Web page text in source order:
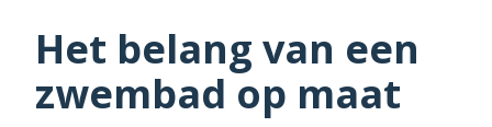
Het belang van een
zwembad op maat